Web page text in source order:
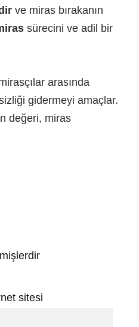
ve miras bırakanın
sürecini ve adil bir
arasında
gidermeyi amaçlar.
değeri, miras
sitesi